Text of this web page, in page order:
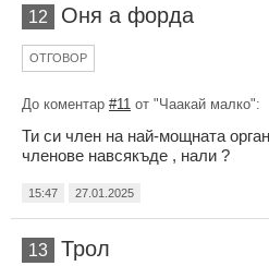
12 Оня а форда
ОТГОВОР
До коментар #11 от "Чаакай малко":
Ти си член на най-мощната
членове навсякъде , нали ?
15:47 27.01.2025
13 Трол